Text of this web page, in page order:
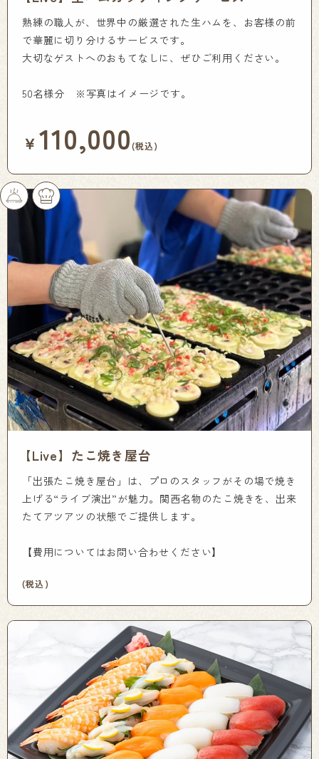
熟練の職人が、世界中の厳選された生ハムを、お客様の前
で華麗に切り分けるサービスです。
大切なゲストへのおもてなしに、ぜひご利用ください。
50名様分 ※写真はイメージです。
￥110,000(税込)
【Live】たこ焼き屋台
「出張たこ焼き屋台」は、プロのスタッフがその場で焼き
上げる“ライブ演出”が魅力。関西名物のたこ焼きを、出来
たてアツアツの状態でご提供します。
【費用についてはお問い合わせください】
(税込)